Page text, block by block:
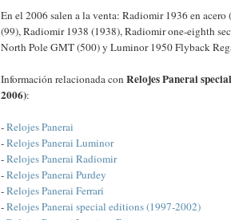
En el 2006 salen a la venta: Radiomir 1936 en
(99), Radiomir 1938 (1938), Radiomir one-eighth
North Pole GMT (500) y Luminor 1950 Flyback
Información relacionada con Relojes Panerai
2006):
-Relojes Panerai
-Relojes Panerai Luminor
-Relojes Panerai Radiomir
-Relojes Panerai Purdey
-Relojes Panerai Ferrari
-Relojes Panerai special editions (1997-2002)